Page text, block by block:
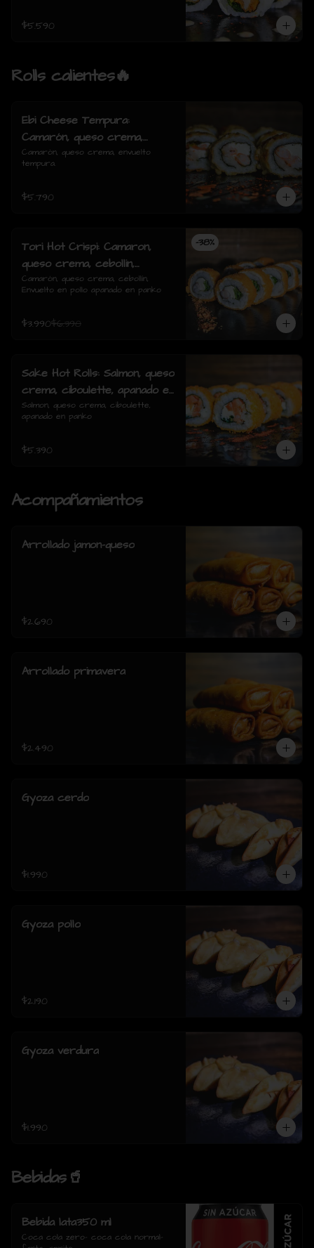
$5.590
Rolls calientes🔥
Ebi Cheese Tempura:
Camarón, queso crema,
envuelto tempura.
Camarón, queso crema, envuelto
tempura.
$5.790
-38%
Tori Hot Crispi: Camaron,
queso crema, cebollin,
Envuelto en pollo apanado en
panko
Camarón, queso crema, cebollín,
Envuelto en pollo apanado en panko
$3.990$6.390
Sake Hot Rolls: Salmon, queso
crema, ciboulette, apanado en
panko
Salmon, queso crema, ciboulette,
apanado en panko
$5.390
Acompañamientos
Arrollado jamon-queso
$2.690
Arrollado primavera
$2.490
Gyoza cerdo
$1.990
Gyoza pollo
$2.190
Gyoza verdura
$1.990
Bebidas🥤
Bebida lata350 ml
Coca cola zero- coca cola normal-